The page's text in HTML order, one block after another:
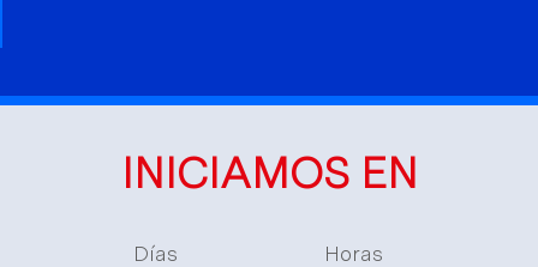
INICIAMOS EN
Días Horas